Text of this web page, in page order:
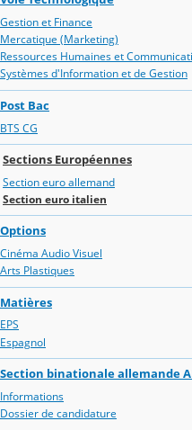
Gestion et Finance
Mercatique (Marketing)
Ressources Humaines et
Systèmes d'Information et de Gestion
Post Bac
BTS CG
Sections Européennes
Section euro allemand
Section euro italien
Options
Cinéma Audio Visuel
Arts Plastiques
Matières
EPS
Espagnol
Section binationale allemande
Informations
Dossier de candidature